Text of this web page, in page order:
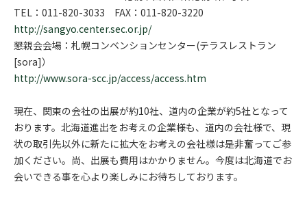
TEL：011-820-3033 FAX：011-820-3220
http://sangyo.center.sec.or.jp/
懇親会会場：札幌コンベンションセンター(テラスレストラン
[sora]）
http://www.sora-scc.jp/access/access.htm
現在、関東の会社の出展が約10社、道内の企業が約5社となって
おります。北海道進出をお考えの企業様も、道内の会社様で、現
状の取引先以外に新たに拡大をお考えの会社様は是非奮ってご参
加ください。尚、出展も費用はかかりません。今度は北海道でお
会いできる事を心より楽しみにお待ちしております。